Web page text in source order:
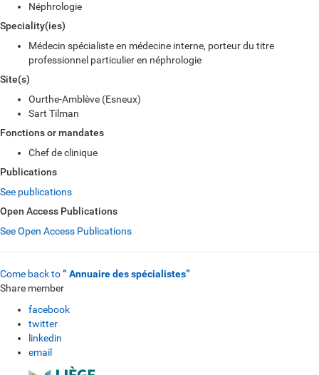
Néphrologie
Speciality(ies)
Médecin spécialiste en médecine interne, porteur du titre
professionnel particulier en néphrologie
Site(s)
Ourthe-Amblève (Esneux)
Sart Tilman
Fonctions or mandates
Chef de clinique
Publications
See publications
Open Access Publications
See Open Access Publications
Come back to“ Annuaire des spécialistes”
Share member
facebook
twitter
linkedin
email